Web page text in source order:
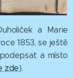
a Marie
1853, se ještě
a místo
zde).